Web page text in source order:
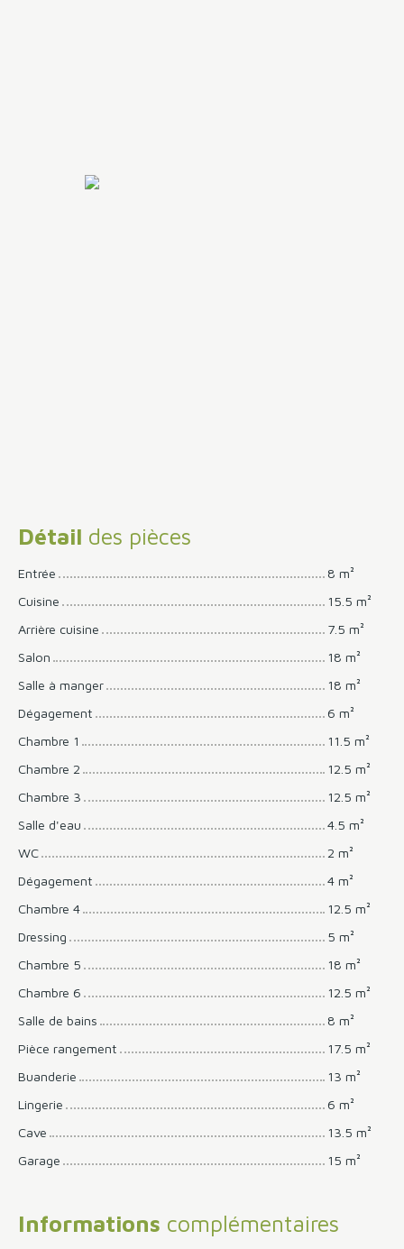
Détail des pièces
Entrée
8 m²
Cuisine
15.5 m²
Arrière cuisine
7.5 m²
Salon
18 m²
Salle à manger
18 m²
Dégagement
6 m²
Chambre 1
11.5 m²
Chambre 2
12.5 m²
Chambre 3
12.5 m²
Salle d'eau
4.5 m²
WC
2 m²
Dégagement
4 m²
Chambre 4
12.5 m²
Dressing
5 m²
Chambre 5
18 m²
Chambre 6
12.5 m²
Salle de bains
8 m²
Pièce rangement
17.5 m²
Buanderie
13 m²
Lingerie
6 m²
Cave
13.5 m²
Garage
15 m²
Informations complémentaires